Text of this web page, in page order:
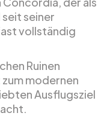
seiner
vollständig
Ruinen
modernen
Ausflugsziel